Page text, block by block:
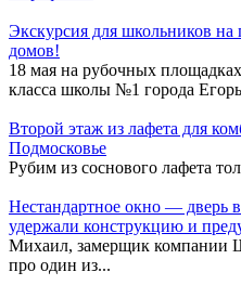
Экскурсия для школьников на
домов!
18 мая на рубочных
класса школы №1 города
Второй этаж из лафета для
Подмосковье
Рубим из соснового лафета
Нестандартное окно — дверь
удержали конструкцию и
Михаил, замерщик компании
про один из...